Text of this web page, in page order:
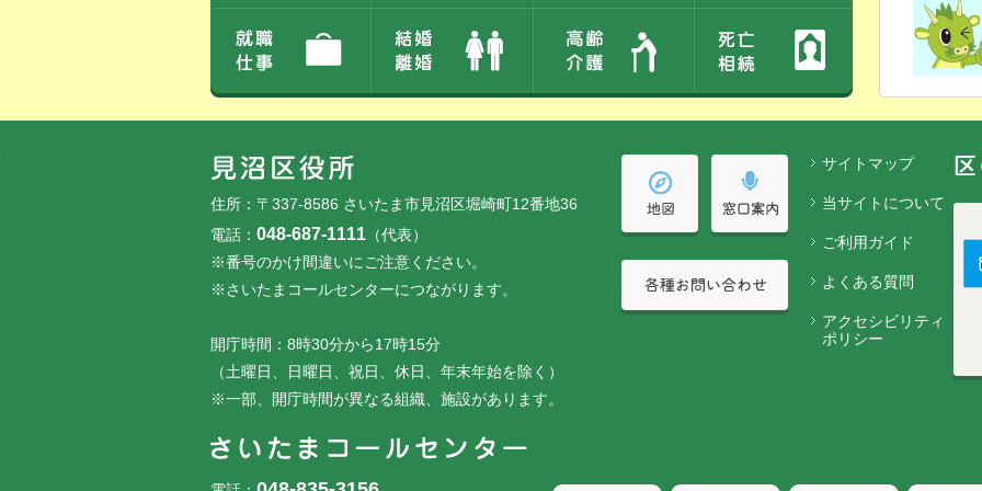
住所：〒337-8586 さいたま市見沼区堀崎町12番地36
電話： 048-687-1111 （代表）
※番号のかけ間違いにご注意ください。
※さいたまコールセンターにつながります。
開庁時間：8時30分から17時15分
（土曜日、日曜日、祝日、休日、年末年始を除く）
※一部、開庁時間が異なる組織、施設があります。
サイトマップ
当サイトについて
ご利用ガイド
よくある質問
アクセシビリティ
ポリシー